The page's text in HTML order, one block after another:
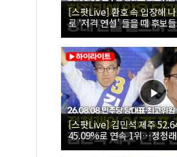
[스팟Live] 환호 속 입장해
로 ‘저격 연설’ 들을 때 후보
26.08.08 더불어민주당 당대
보 인천 합동연설회
[스팟Live] 김민석 제주
45.09%로 연속 1위…정청래
26.08.08 더불어민주당 당대